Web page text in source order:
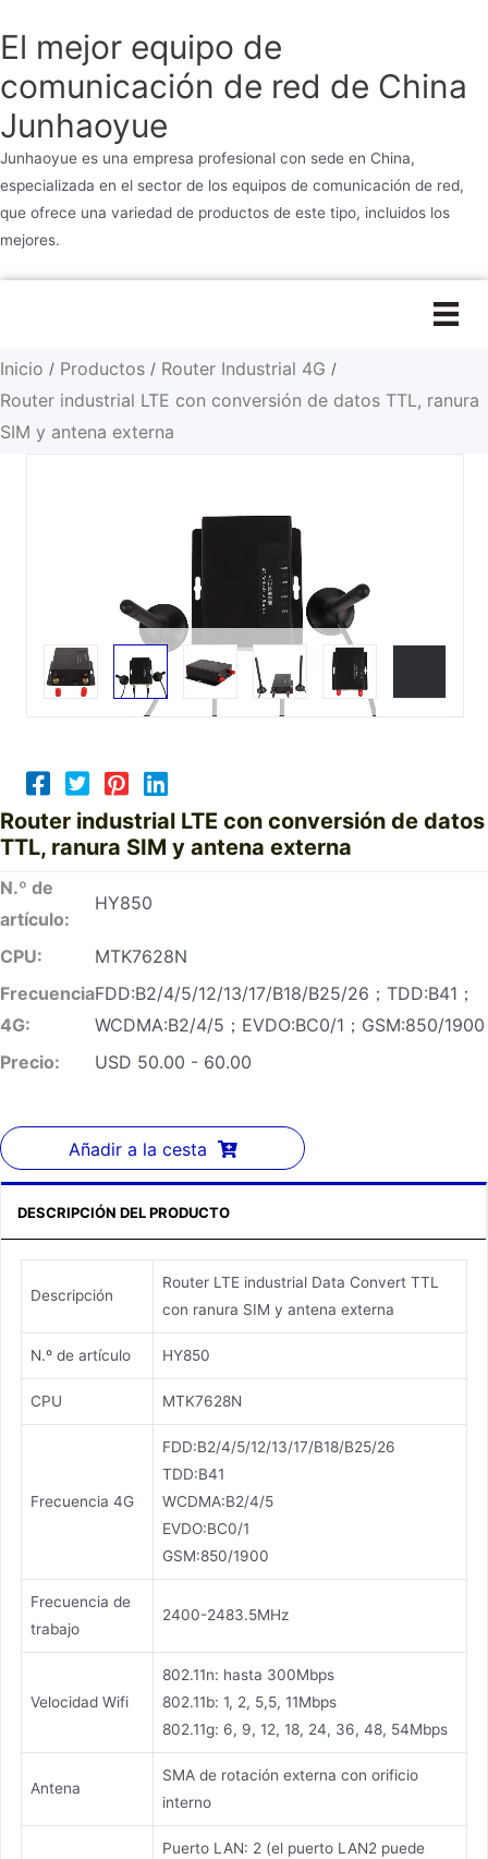
El mejor equipo de
comunicación de red de China
Junhaoyue
Junhaoyue es una empresa profesional con sede en China,
especializada en el sector de los equipos de comunicación de red,
que ofrece una variedad de productos de este tipo, incluidos los
mejores.
Inicio / Productos / Router Industrial 4G /
Router industrial LTE con conversión de datos TTL, ranura
SIM y antena externa
Router industrial LTE con conversión de datos
TTL, ranura SIM y antena externa
N.º de
artículo:
HY850
CPU:
MTK7628N
Frecuencia
4G:
FDD:B2/4/5/12/13/17/B18/B25/26；TDD:B41；
WCDMA:B2/4/5；EVDO:BC0/1；GSM:850/1900
Precio:
USD 50.00 - 60.00
Añadir a la cesta
DESCRIPCIÓN DEL PRODUCTO
Descripción
Router LTE industrial Data Convert TTL
con ranura SIM y antena externa
N.º de artículo HY850
CPU MTK7628N
Frecuencia 4G
FDD:B2/4/5/12/13/17/B18/B25/26
TDD:B41
WCDMA:B2/4/5
EVDO:BC0/1
GSM:850/1900
Frecuencia de
trabajo
2400-2483.5MHz
Velocidad Wifi
802.11n: hasta 300Mbps
802.11b: 1, 2, 5,5, 11Mbps
802.11g: 6, 9, 12, 18, 24, 36, 48, 54Mbps
Antena
SMA de rotación externa con orificio
interno
Puerto LAN: 2 (el puerto LAN2 puede